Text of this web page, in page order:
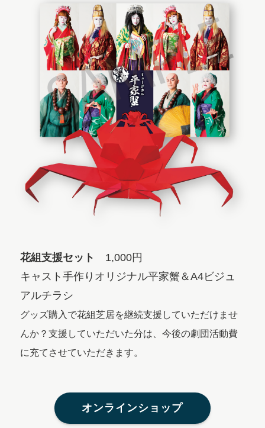
花組支援セット
1,000円
キャスト手作りオリジナル平家蟹＆A4ビジュ
アルチラシ
グッズ購入で花組芝居を継続支援していただけませ
んか？支援していただいた分は、今後の劇団活動費
に充てさせていただきます。
オンラインショップ